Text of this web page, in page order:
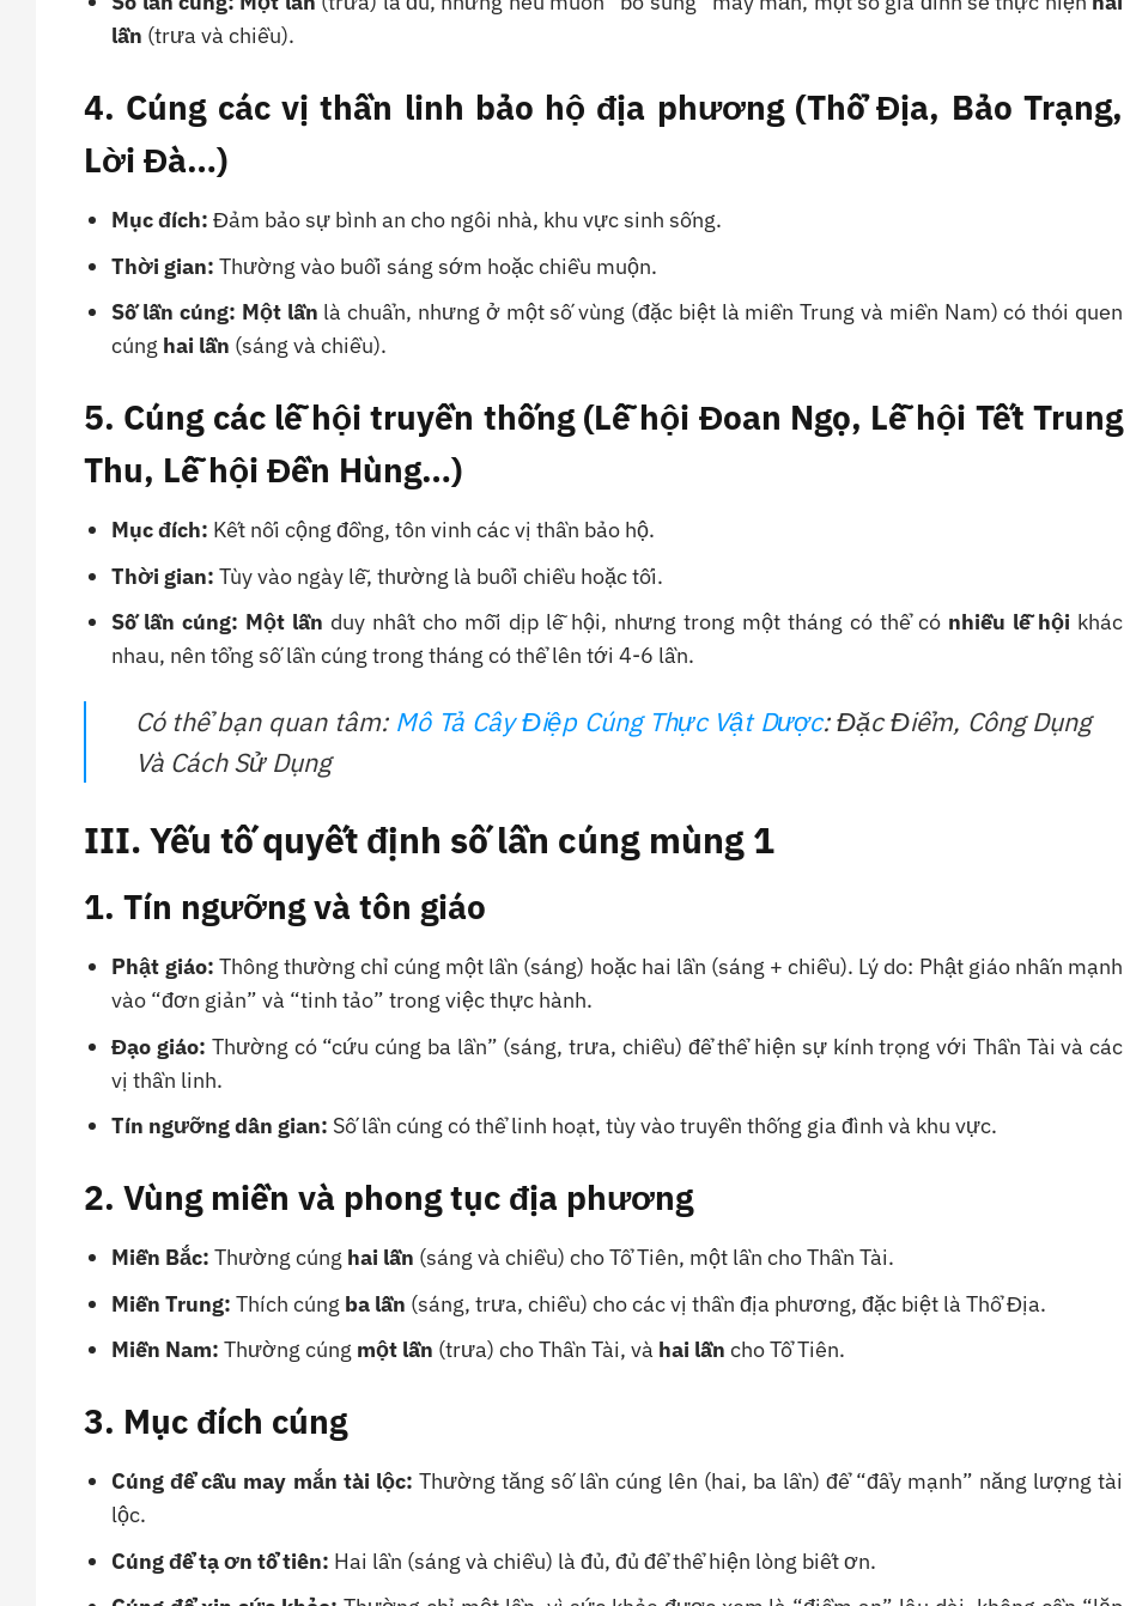
lần (trưa và chiều).
4. Cúng các vị thần linh bảo hộ địa phương (Thổ Địa, Bảo Trạng,
Lời Đà…)
Mục đích: Đảm bảo sự bình an cho ngôi nhà, khu vực sinh sống.
Thời gian: Thường vào buổi sáng sớm hoặc chiều muộn.
Số lần cúng: Một lần là chuẩn, nhưng ở một số vùng (đặc biệt là miền Trung và miền Nam) có thói quen
cúng hai lần (sáng và chiều).
5. Cúng các lễ hội truyền thống (Lễ hội Đoan Ngọ, Lễ hội Tết Trung
Thu, Lễ hội Đền Hùng…)
Mục đích: Kết nối cộng đồng, tôn vinh các vị thần bảo hộ.
Thời gian: Tùy vào ngày lễ, thường là buổi chiều hoặc tối.
Số lần cúng: Một lần duy nhất cho mỗi dịp lễ hội, nhưng trong một tháng có thể có nhiều lễ hội khác
nhau, nên tổng số lần cúng trong tháng có thể lên tới 4-6 lần.
Có thể bạn quan tâm: Mô Tả Cây Điệp Cúng Thực Vật Dược: Đặc Điểm, Công Dụng
Và Cách Sử Dụng
III. Yếu tố quyết định số lần cúng mùng 1
1. Tín ngưỡng và tôn giáo
Phật giáo: Thông thường chỉ cúng một lần (sáng) hoặc hai lần (sáng + chiều). Lý do: Phật giáo nhấn mạnh
vào “đơn giản” và “tinh tảo” trong việc thực hành.
Đạo giáo: Thường có “cứu cúng ba lần” (sáng, trưa, chiều) để thể hiện sự kính trọng với Thần Tài và các
vị thần linh.
Tín ngưỡng dân gian: Số lần cúng có thể linh hoạt, tùy vào truyền thống gia đình và khu vực.
2. Vùng miền và phong tục địa phương
Miền Bắc: Thường cúng hai lần (sáng và chiều) cho Tổ Tiên, một lần cho Thần Tài.
Miền Trung: Thích cúng ba lần (sáng, trưa, chiều) cho các vị thần địa phương, đặc biệt là Thổ Địa.
Miền Nam: Thường cúng một lần (trưa) cho Thần Tài, và hai lần cho Tổ Tiên.
3. Mục đích cúng
Cúng để cầu may mắn tài lộc: Thường tăng số lần cúng lên (hai, ba lần) để “đẩy mạnh” năng lượng tài
lộc.
Cúng để tạ ơn tổ tiên: Hai lần (sáng và chiều) là đủ, đủ để thể hiện lòng biết ơn.